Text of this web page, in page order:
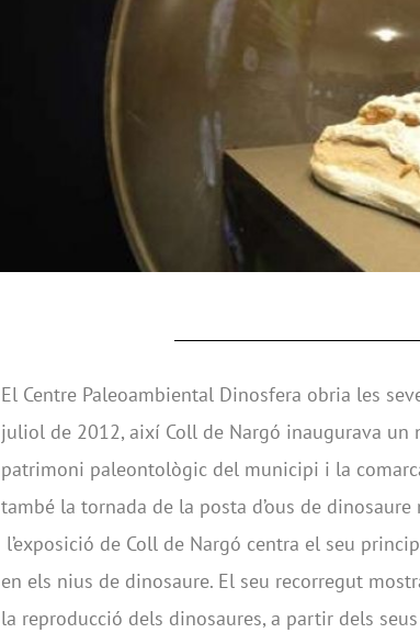
El Centre Paleoambiental Dinosfera obria les
juliol de 2012, així Coll de Nargó inaugurava un
patrimoni paleontològic del municipi i la
també la tornada de la posta d’ous de dinosaure
l’exposició de Coll de Nargó centra el seu
en els nius de dinosaure. El seu recorregut
la reproducció dels dinosaures, a partir dels